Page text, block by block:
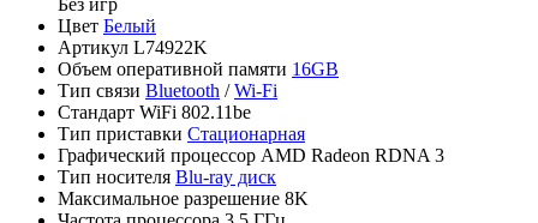
Цвет Белый
Артикул L74922K
Объем оперативной памяти 16GB
Тип связи Bluetooth /Wi-Fi
Стандарт WiFi 802.11be
Тип приставки Стационарная
Графический процессор AMD Radeon RDNA 3
Тип носителя Blu-ray диск
Максимальное разрешение 8K